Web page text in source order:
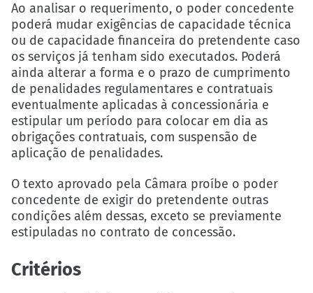
Ao analisar o requerimento, o poder concedente
poderá mudar exigências de capacidade técnica
ou de capacidade financeira do pretendente caso
os serviços já tenham sido executados. Poderá
ainda alterar a forma e o prazo de cumprimento
de penalidades regulamentares e contratuais
eventualmente aplicadas à concessionária e
estipular um período para colocar em dia as
obrigações contratuais, com suspensão de
aplicação de penalidades.
O texto aprovado pela Câmara proíbe o poder
concedente de exigir do pretendente outras
condições além dessas, exceto se previamente
estipuladas no contrato de concessão.
Critérios